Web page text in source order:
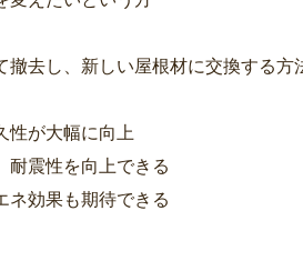
撤去し、新しい屋根材に交換する方
性が大幅に向上
耐震性を向上できる
ネ効果も期待できる